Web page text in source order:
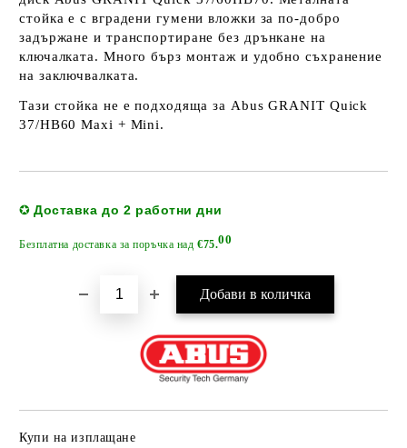
стойка е с вградени гумени вложки за по-добро
задържане и транспортиране без дрънкане на
ключалката. Много бърз монтаж и удобно съхранение
на заключвалката.
Тази стойка не е подходяща за Abus GRANIT Quick
37/HB60 Maxi + Mini.
✪ Доставка до 2 работни дни
Безплатна доставка за поръчка над€75.00
Купи на изплащане